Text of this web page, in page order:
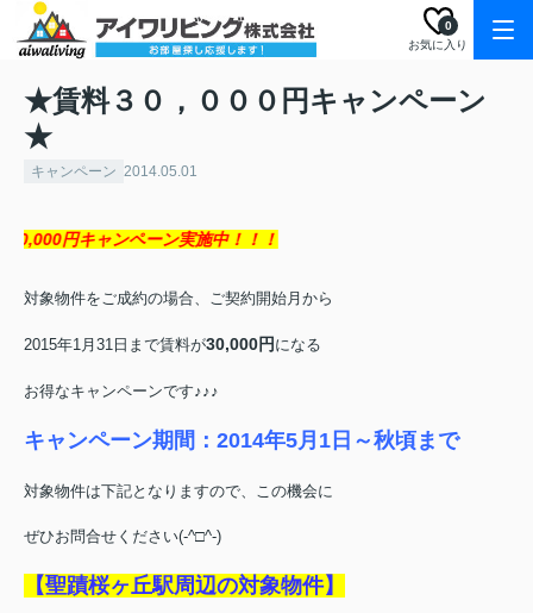
お気に入り
0
★賃料３０，０００円キャンペーン
★
キャンペーン 2014.05.01
円キャンペーン実施中！！！
対象物件をご成約の場合、ご契約開始月から
2015年1月31日まで賃料が30,000円 になる
お得なキャンペーンです♪♪♪
キャンペーン期間：2014年5月1日～秋頃まで
対象物件は下記となりますので、この機会に
ぜひお問合せください(-^□^-)
【聖蹟桜ヶ丘駅周辺の対象物件】